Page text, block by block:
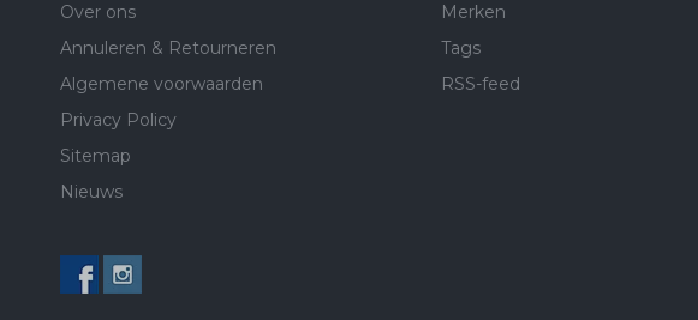
Over ons
Annuleren & Retourneren
Algemene voorwaarden
Privacy Policy
Sitemap
Nieuws
Merken
Tags
RSS-feed